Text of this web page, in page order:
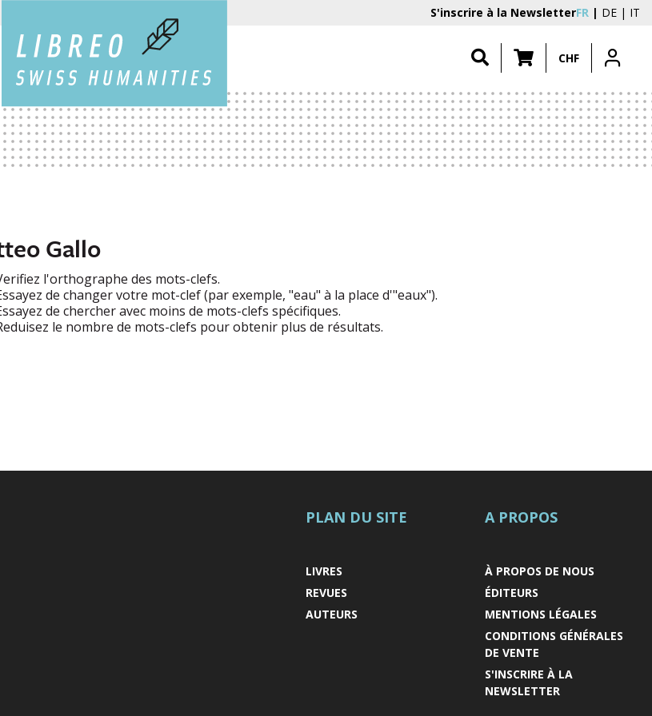
S'inscrire à la NewsletterFR DE IT
CHF
Gallo
l'orthographe des mots-clefs.
de changer votre mot-clef (par exemple, "eau" à la place d'"eaux").
de chercher avec moins de mots-clefs spécifiques.
le nombre de mots-clefs pour obtenir plus de résultats.
PLAN DU SITE
LIVRES
REVUES
AUTEURS
A PROPOS
À PROPOS DE NOUS
ÉDITEURS
MENTIONS LÉGALES
CONDITIONS GÉNÉRALES
DE VENTE
S'INSCRIRE À LA
NEWSLETTER